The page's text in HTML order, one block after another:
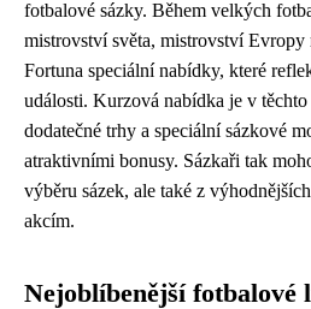
fotbalové sázky. Během velkých
mistrovství světa, mistrovství
Fortuna speciální nabídky, které
události. Kurzová nabídka je v
dodatečné trhy a speciální sázkové
atraktivními bonusy. Sázkaři tak
výběru sázek, ale také z
akcím.
Nejoblíbenější fotbalové